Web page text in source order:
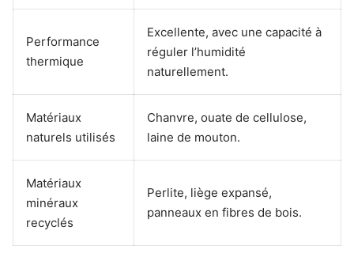
Performance
thermique
Excellente, avec une capacité à
réguler l’humidité
naturellement.
Matériaux
naturels utilisés
Chanvre, ouate de cellulose,
laine de mouton.
Matériaux
minéraux
recyclés
Perlite, liège expansé,
panneaux en fibres de bois.